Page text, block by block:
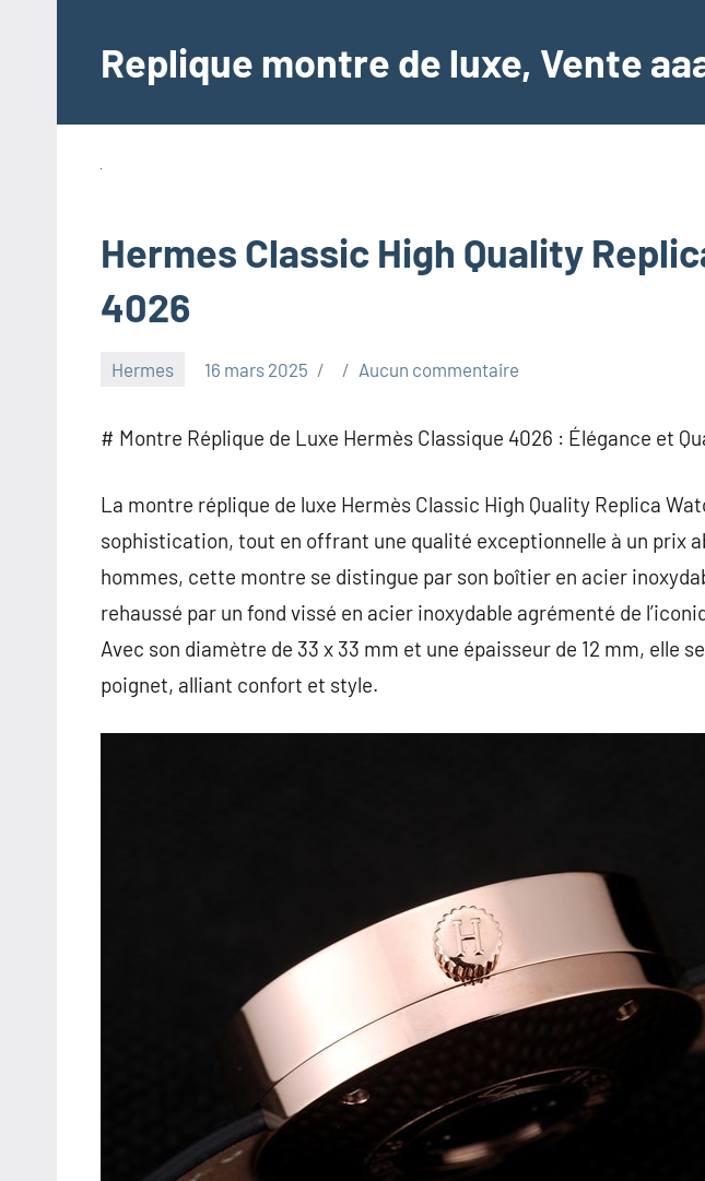
contenuReplique montre de luxe, Vente
Hermes Classic High Quality
4026
Hermes 16 mars 2025 Aucun commentaire
# Montre Réplique de Luxe Hermès Classique 4026 : Élégance et
La montre réplique de luxe Hermès Classic High Quality Replica
sophistication, tout en offrant une qualité exceptionnelle à un prix
hommes, cette montre se distingue par son boîtier en acier
rehaussé par un fond vissé en acier inoxydable agrémenté de
Avec son diamètre de 33 x 33 mm et une épaisseur de 12 mm, elle
poignet, alliant confort et style.